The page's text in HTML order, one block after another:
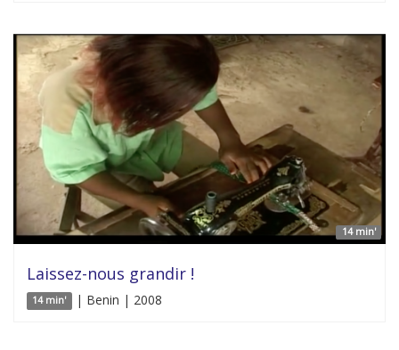
14 min'
Laissez-nous grandir !
14 min' | Benin | 2008